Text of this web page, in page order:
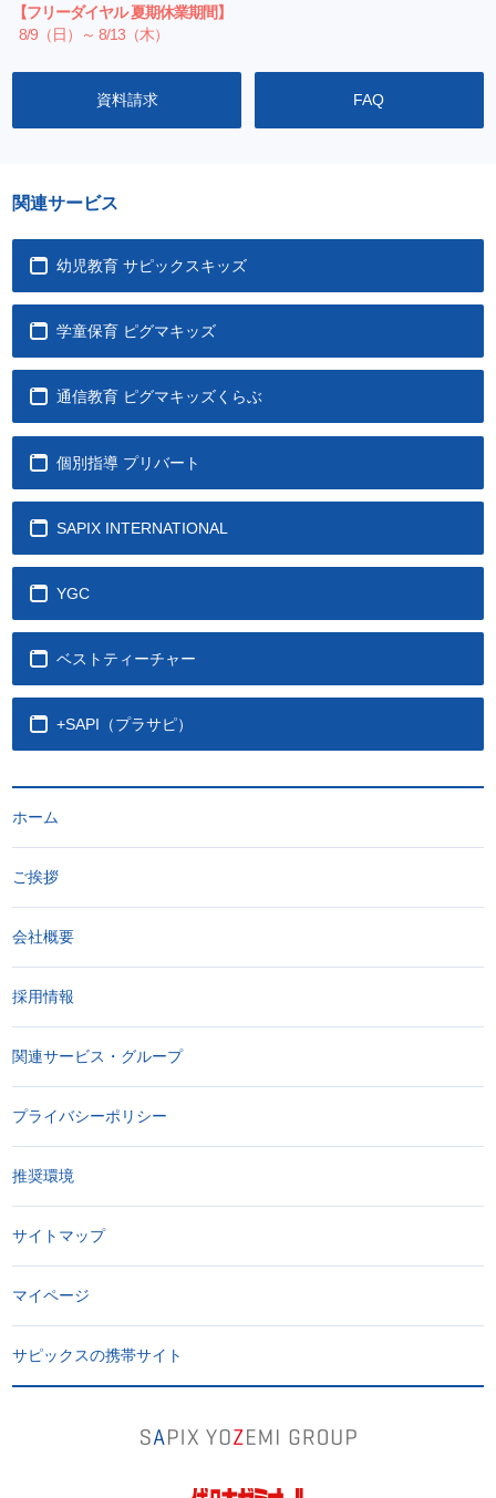
【フリーダイヤル 夏期休業期間】
8/9（日）～ 8/13（木）
資料請求 FAQ
関連サービス
幼児教育 サピックスキッズ
学童保育 ピグマキッズ
通信教育 ピグマキッズくらぶ
個別指導 プリバート
SAPIX INTERNATIONAL
YGC
ベストティーチャー
+SAPI（プラサピ）
ホーム
ご挨拶
会社概要
採用情報
関連サービス・グループ
プライバシーポリシー
推奨環境
サイトマップ
マイページ
サピックスの携帯サイト